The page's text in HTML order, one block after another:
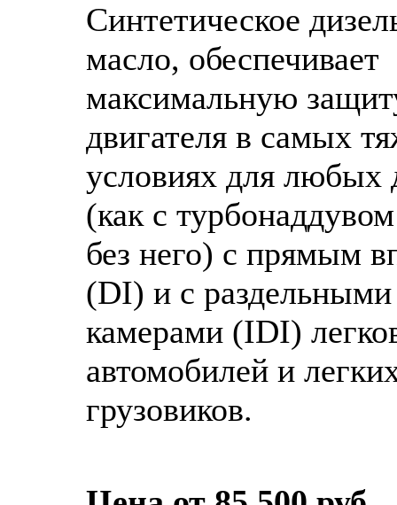
Синтетическое
масло, обеспечивает
максимальную
двигателя в самых
условиях для любых
(как с
без него) с прямым
(DI) и с раздельными
камерами (IDI)
автомобилей и
грузовиков.